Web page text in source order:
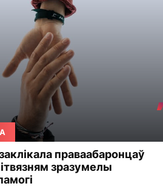
праваабаронцаў
зразумелы